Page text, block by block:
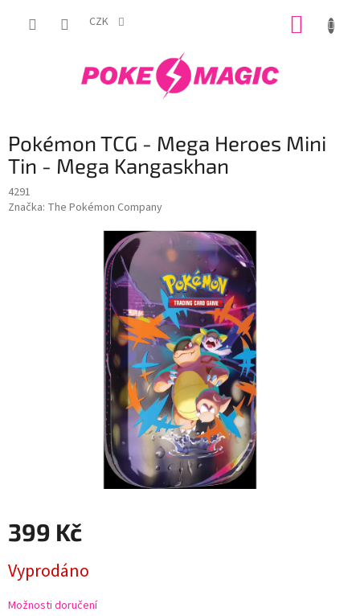
CZK
Pokémon TCG - Mega Heroes Mini
Tin - Mega Kangaskhan
4291
Značka: The Pokémon Company
399 Kč
cena:
Vyprodáno
Možnosti doručení